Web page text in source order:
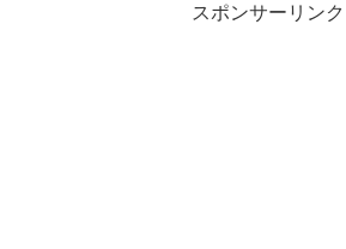
スポンサーリンク